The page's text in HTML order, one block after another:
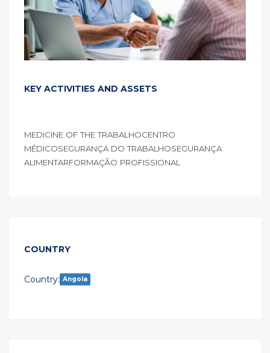
KEY ACTIVITIES AND ASSETS
MEDICINE OF THE TRABALHOCENTRO
MÉDICOSEGURANÇA DO TRABALHOSEGURANÇA
ALIMENTARFORMAÇÃO PROFISSIONAL
COUNTRY
Country: Angola